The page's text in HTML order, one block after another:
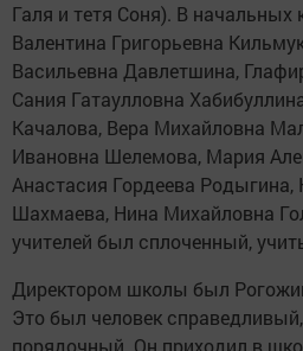
Галя и тетя Соня). В начальных
Валентина Григорьевна
Васильевна Давлетшина,
Сания Гатаулловна
Качалова, Вера Михайловна
Ивановна Шелемова, Мария
Анастасия Гордеева
Шахмаева, Нина Михайловна
учителей был сплоченный,
Директором школы был
Это был человек
порядочный. Он приходил в